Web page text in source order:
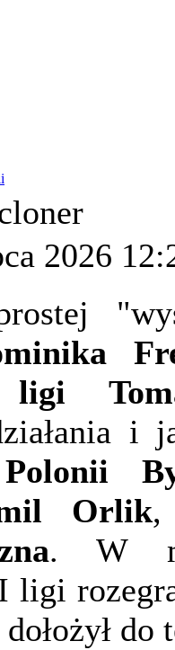
2026
i
Polonii
Orlik,
. W
ligi
do